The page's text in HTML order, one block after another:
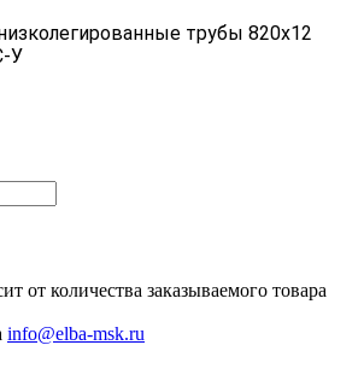
трубы 820х12
У
от количества заказываемого товара
info@elba-msk.ru